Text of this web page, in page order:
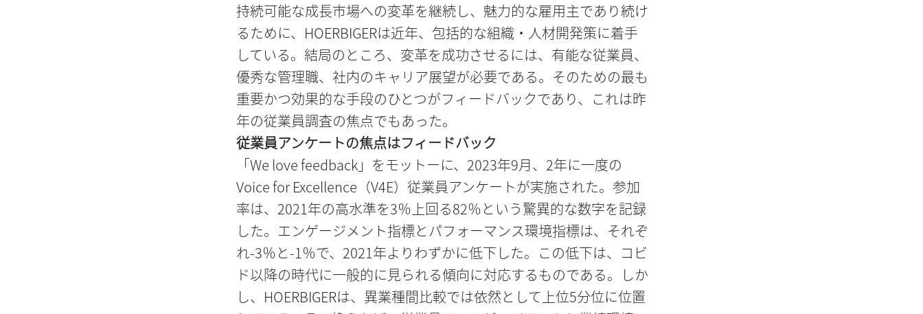
持続可能な成長市場への変革を継続し、魅力的な雇用主であり続け
るために、HOERBIGERは近年、包括的な組織・人材開発策に着手
している。結局のところ、変革を成功させるには、有能な従業員、
優秀な管理職、社内のキャリア展望が必要である。そのための最も
重要かつ効果的な手段のひとつがフィードバックであり、これは昨
年の従業員調査の焦点でもあった。
従業員アンケートの焦点はフィードバック
「We love feedback」をモットーに、2023年9月、2年に一度の
Voice for Excellence（V4E）従業員アンケートが実施された。参加
率は、2021年の高水準を3％上回る82％という驚異的な数字を記録
した。エンゲージメント指標とパフォーマンス環境指標は、それぞ
れ-3％と-1％で、2021年よりわずかに低下した。この低下は、コビ
ド以降の時代に一般的に見られる傾向に対応するものである。しか
し、HOERBIGERは、異業種間比較では依然として上位5分位に位置